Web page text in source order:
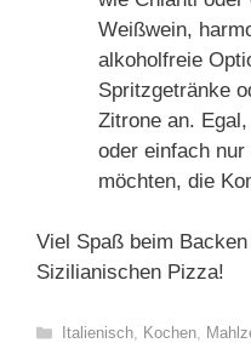
Weißwein,
alkoholfreie
Spritzgetränke
Zitrone an.
oder einfach nur
möchten, die
Viel Spaß beim
Sizilianischen Pizza!
Categories
Italienisch, Kochen,